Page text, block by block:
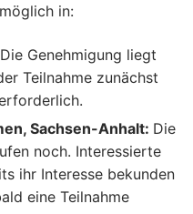
in:
Die Genehmigung liegt
Teilnahme zunächst
Sachsen-Anhalt: Die
noch. Interessierte
ihr Interesse bekunden
eine Teilnahme